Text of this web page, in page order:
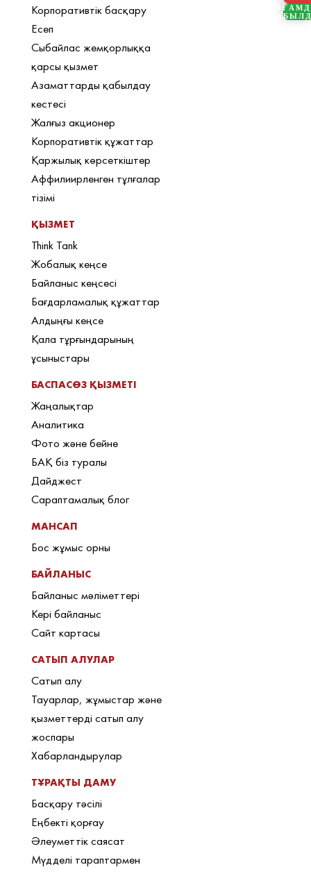
Корпоративтік басқару
Есеп
Сыбайлас жемқорлыққа
қарсы қызмет
Азаматтарды қабылдау
кестесі
Жалғыз акционер
Корпоративтік құжаттар
Қаржылық көрсеткіштер
Аффилиирленген тұлғалар
тізімі
ҚЫЗМЕТ
Think Tank
Жобалық кеңсе
Байланыс кеңсесі
Бағдарламалық құжаттар
Алдыңғы кеңсе
Қала тұрғындарының
ұсыныстары
БАСПАСӨЗ ҚЫЗМЕТІ
Жаңалықтар
Аналитика
Фото және бейне
БАҚ біз туралы
Дайджест
Сараптамалық блог
МАНСАП
Бос жұмыс орны
БАЙЛАНЫС
Байланыс мәліметтері
Кері байланыс
Сайт картасы
САТЫП АЛУЛАР
Сатып алу
Тауарлар, жұмыстар және
қызметтерді сатып алу
жоспары
Хабарландырулар
ТҰРАҚТЫ ДАМУ
Басқару тәсілі
Еңбекті қорғау
Әлеуметтік саясат
Мүдделі тараптармен